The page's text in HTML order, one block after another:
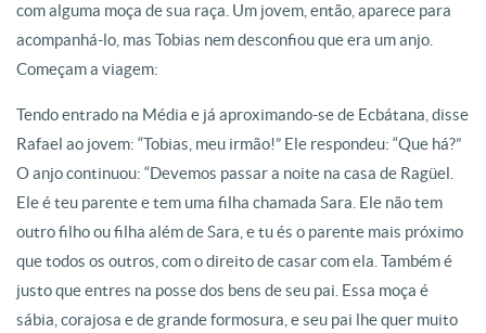
com alguma moça de sua raça. Um jovem, então, aparece para
acompanhá-lo, mas Tobias nem desconfiou que era um anjo.
Começam a viagem:
Tendo entrado na Média e já aproximando-se de Ecbátana, disse
Rafael ao jovem: “Tobias, meu irmão!” Ele respondeu: “Que há?”
O anjo continuou: “Devemos passar a noite na casa de Ragüel.
Ele é teu parente e tem uma filha chamada Sara. Ele não tem
outro filho ou filha além de Sara, e tu és o parente mais próximo
que todos os outros, com o direito de casar com ela. Também é
justo que entres na posse dos bens de seu pai. Essa moça é
sábia, corajosa e de grande formosura, e seu pai lhe quer muito